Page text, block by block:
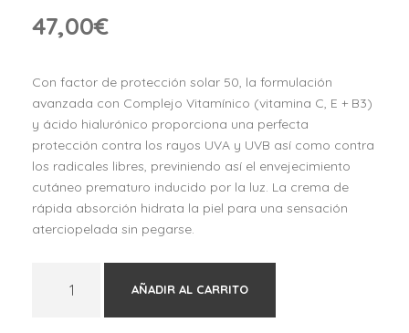
47,00€
Con factor de protección solar 50, la formulación
avanzada con Complejo Vitamínico (vitamina C, E + B3)
y ácido hialurónico proporciona una perfecta
protección contra los rayos UVA y UVB así como contra
los radicales libres, previniendo así el envejecimiento
cutáneo prematuro inducido por la luz. La crema de
rápida absorción hidrata la piel para una sensación
aterciopelada sin pegarse.
AÑADIR AL CARRITO